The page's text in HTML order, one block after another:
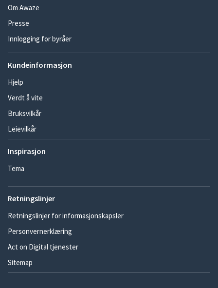
Om Awaze
Presse
Innlogging for byråer
Kundeinformasjon
Hjelp
Verdt å vite
Bruksvilkår
Leievilkår
Inspirasjon
Tema
Retningslinjer
Retningslinjer for informasjonskapsler
Personvernerklæring
Act on Digital tjenester
Sitemap